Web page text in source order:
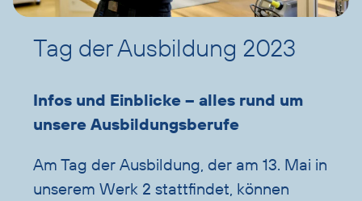
Tag der Ausbildung 2023
Infos und Einblicke – alles rund um
unsere Ausbildungsberufe
Am Tag der Ausbildung, der am 13. Mai in
unserem Werk 2 stattfindet, können